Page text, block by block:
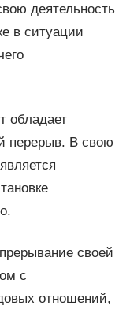
деятельность
в ситуации
обладает
перерыв. В свою
своей
с
отношений,